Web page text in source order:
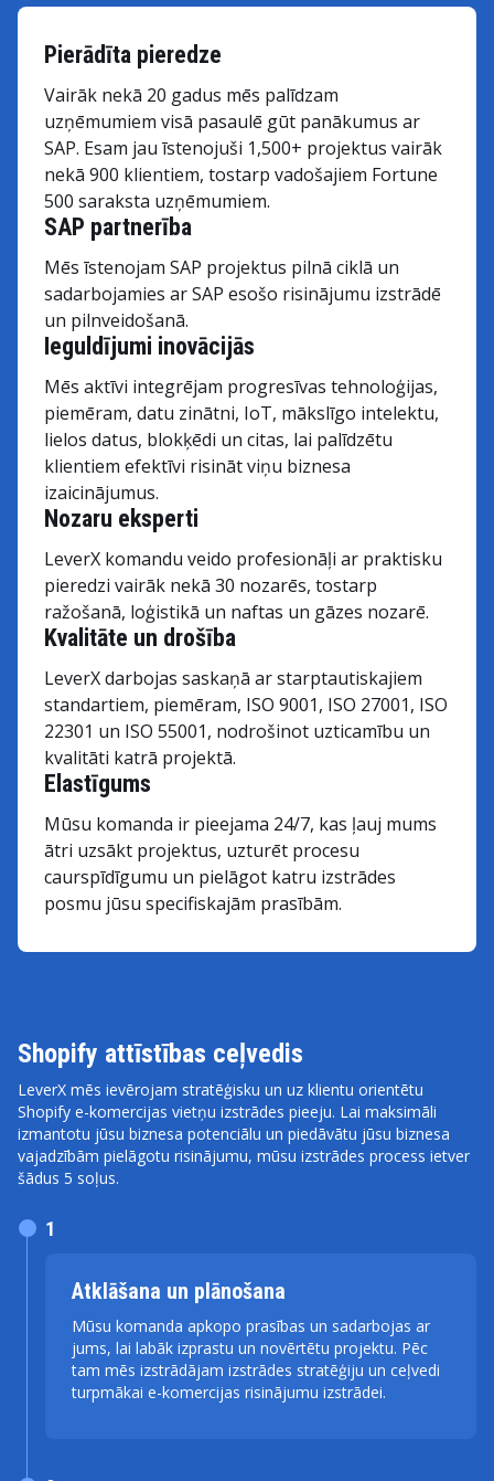
Pierādīta pieredze
Vairāk nekā 20 gadus mēs palīdzam
uzņēmumiem visā pasaulē gūt panākumus ar
SAP. Esam jau īstenojuši 1,500+ projektus vairāk
nekā 900 klientiem, tostarp vadošajiem Fortune
500 saraksta uzņēmumiem.
Nozaru eksperti
LeverX komandu veido profesionāļi ar praktisku
pieredzi vairāk nekā 30 nozarēs, tostarp
ražošanā, loģistikā un naftas un gāzes nozarē.
SAP partnerība
Mēs īstenojam SAP projektus pilnā ciklā un
sadarbojamies ar SAP esošo risinājumu izstrādē
un pilnveidošanā.
Kvalitāte un drošība
LeverX darbojas saskaņā ar starptautiskajiem
standartiem, piemēram, ISO 9001, ISO 27001, ISO
22301 un ISO 55001, nodrošinot uzticamību un
kvalitāti katrā projektā.
Ieguldījumi inovācijās
Mēs aktīvi integrējam progresīvas tehnoloģijas,
piemēram, datu zinātni, IoT, mākslīgo intelektu,
lielos datus, blokķēdi un citas, lai palīdzētu
klientiem efektīvi risināt viņu biznesa
izaicinājumus.
Elastīgums
Mūsu komanda ir pieejama 24/7, kas ļauj mums
ātri uzsākt projektus, uzturēt procesu
caurspīdīgumu un pielāgot katru izstrādes
posmu jūsu specifiskajām prasībām.
Shopify attīstības ceļvedis
LeverX mēs ievērojam stratēģisku un uz klientu orientētu
Shopify e-komercijas vietņu izstrādes pieeju. Lai maksimāli
izmantotu jūsu biznesa potenciālu un piedāvātu jūsu biznesa
vajadzībām pielāgotu risinājumu, mūsu izstrādes process ietver
šādus 5 soļus.
Atklāšana un plānošana
Mūsu komanda apkopo prasības un sadarbojas ar
jums, lai labāk izprastu un novērtētu projektu. Pēc
tam mēs izstrādājam izstrādes stratēģiju un ceļvedi
turpmākai e-komercijas risinājumu izstrādei.
1